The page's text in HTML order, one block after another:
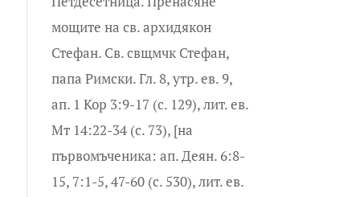
мощите на св. архидякон
Стефан. Св. свщмчк Стефан,
папа Римски. Гл. 8, утр. ев. 9,
ап. 1 Кор 3:9-17 (с. 129), лит. ев.
Мт 14:22-34 (с. 73), [на
първомъченика: ап. Деян. 6:8-
15, 7:1-5, 47-60 (с. 530), лит. ев.